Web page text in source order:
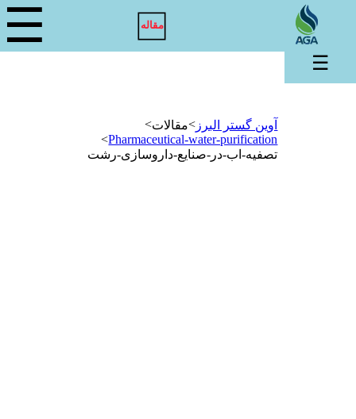
مقاله ☰
آوین گستر البرز >مقالات>
Pharmaceutical-water-purification
>
تصفیه-اب-در-صنایع-داروسازی-رشت
☰